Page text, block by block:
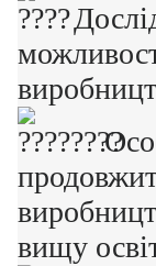
вищу